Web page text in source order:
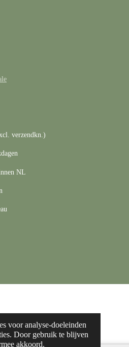
voor analyse-doeleinden
Door gebruik te blijven
akkoord.
verzendkn.)
NL